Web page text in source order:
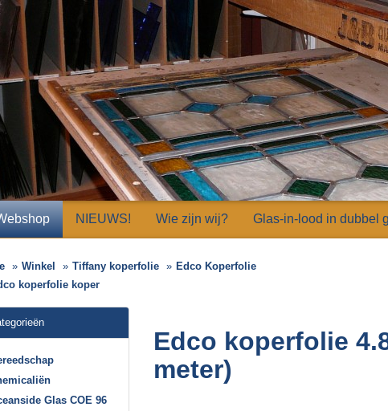
NIEUWS! Wie zijn wij? Glas-in-lood in dubbel
Winkel Tiffany koperfolie
Edco Koperfolie
koperfolie koper
Edco koperfolie
meter)
Glas COE 96